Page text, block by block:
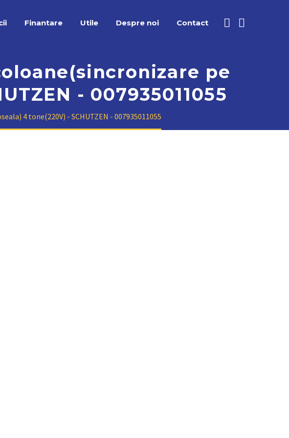
Finantare Utile Despre noi Contact
pe
- 007935011055
4 tone(220V) - SCHUTZEN - 007935011055